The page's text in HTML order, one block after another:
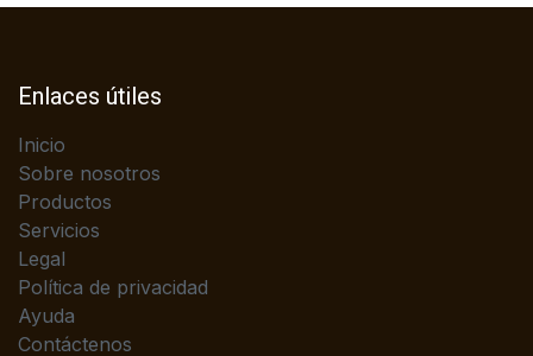
Enlaces útiles
Inicio
Sobre nosotros
Productos
Servicios
Legal
Política de privacidad
Ayuda
Contáctenos